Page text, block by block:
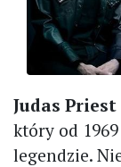
Judas Priest
który od
legendzie.